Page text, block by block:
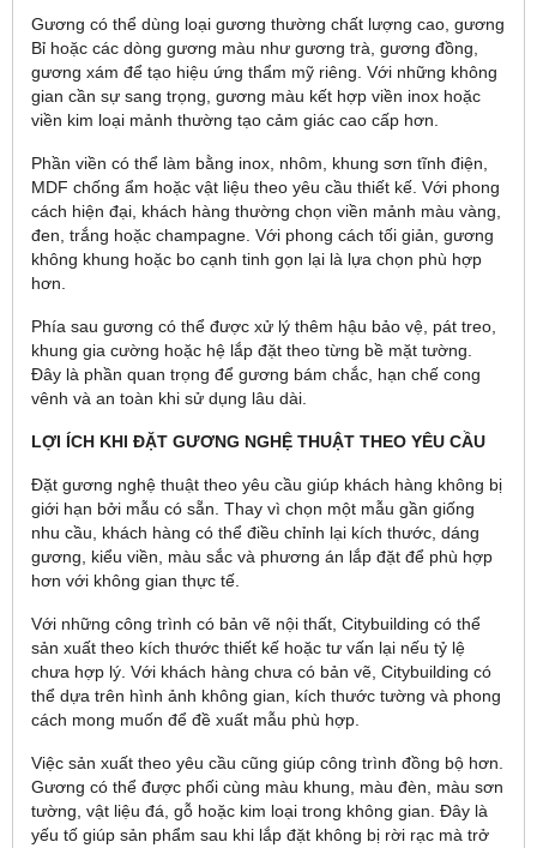
Gương có thể dùng loại gương thường chất lượng cao, gương
Bỉ hoặc các dòng gương màu như gương trà, gương đồng,
gương xám để tạo hiệu ứng thẩm mỹ riêng. Với những không
gian cần sự sang trọng, gương màu kết hợp viền inox hoặc
viền kim loại mảnh thường tạo cảm giác cao cấp hơn.
Phần viền có thể làm bằng inox, nhôm, khung sơn tĩnh điện,
MDF chống ẩm hoặc vật liệu theo yêu cầu thiết kế. Với phong
cách hiện đại, khách hàng thường chọn viền mảnh màu vàng,
đen, trắng hoặc champagne. Với phong cách tối giản, gương
không khung hoặc bo cạnh tinh gọn lại là lựa chọn phù hợp
hơn.
Phía sau gương có thể được xử lý thêm hậu bảo vệ, pát treo,
khung gia cường hoặc hệ lắp đặt theo từng bề mặt tường.
Đây là phần quan trọng để gương bám chắc, hạn chế cong
vênh và an toàn khi sử dụng lâu dài.
LỢI ÍCH KHI ĐẶT GƯƠNG NGHỆ THUẬT THEO YÊU CẦU
Đặt gương nghệ thuật theo yêu cầu giúp khách hàng không bị
giới hạn bởi mẫu có sẵn. Thay vì chọn một mẫu gần giống
nhu cầu, khách hàng có thể điều chỉnh lại kích thước, dáng
gương, kiểu viền, màu sắc và phương án lắp đặt để phù hợp
hơn với không gian thực tế.
Với những công trình có bản vẽ nội thất, Citybuilding có thể
sản xuất theo kích thước thiết kế hoặc tư vấn lại nếu tỷ lệ
chưa hợp lý. Với khách hàng chưa có bản vẽ, Citybuilding có
thể dựa trên hình ảnh không gian, kích thước tường và phong
cách mong muốn để đề xuất mẫu phù hợp.
Việc sản xuất theo yêu cầu cũng giúp công trình đồng bộ hơn.
Gương có thể được phối cùng màu khung, màu đèn, màu sơn
tường, vật liệu đá, gỗ hoặc kim loại trong không gian. Đây là
yếu tố giúp sản phẩm sau khi lắp đặt không bị rời rạc mà trở